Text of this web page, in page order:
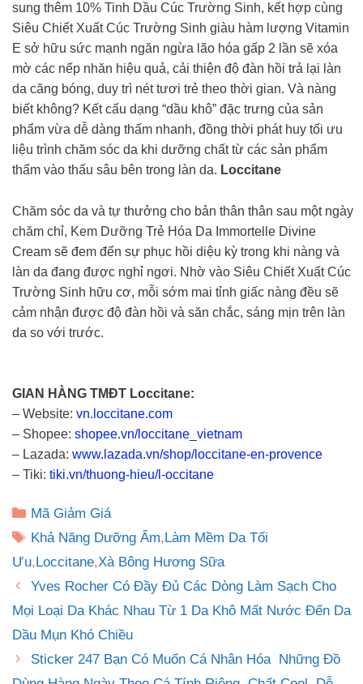
sung thêm 10% Tinh Dầu Cúc Trường Sinh, kết hợp cùng
Siêu Chiết Xuất Cúc Trường Sinh giàu hàm lượng Vitamin
E sở hữu sức mạnh ngăn ngừa lão hóa gấp 2 lần sẽ xóa
mờ các nếp nhăn hiệu quả, cải thiện độ đàn hồi trả lại làn
da căng bóng, duy trì nét tươi trẻ theo thời gian. Và nàng
biết không? Kết cấu dạng “dầu khô” đặc trưng của sản
phẩm vừa dễ dàng thấm nhanh, đồng thời phát huy tối ưu
liệu trình chăm sóc da khi dưỡng chất từ các sản phẩm
thẩm vào thấu sâu bên trong làn da. Loccitane
Chăm sóc da và tự thưởng cho bản thân thân sau một ngày
chăm chỉ, Kem Dưỡng Trẻ Hóa Da Immortelle Divine
Cream sẽ đem đến sự phục hồi diệu kỳ trong khi nàng và
làn da đang được nghỉ ngơi. Nhờ vào Siêu Chiết Xuất Cúc
Trường Sinh hữu cơ, mỗi sớm mai tỉnh giấc nàng đều sẽ
cảm nhận được độ đàn hồi và săn chắc, sáng mịn trên làn
da so với trước.
GIAN HÀNG TMĐT Loccitane:
– Website: vn.loccitane.com
– Shopee: shopee.vn/loccitane_vietnam
– Lazada: www.lazada.vn/shop/loccitane-en-provence
– Tiki: tiki.vn/thuong-hieu/l-occitane
Danh
mục
Mã Giảm Giá
Thẻ
Khả Năng Dưỡng Ẩm,Làm Mềm Da Tối
Ưu,Loccitane,Xà Bông Hương Sữa
Yves Rocher Có Đầy Đủ Các Dòng Làm Sạch Cho
Mọi Loại Da Khác Nhau Từ 1 Da Khô Mất Nước Đến Da
Dầu Mụn Khó Chiều
Sticker 247 Bạn Có Muốn Cá Nhân Hóa Những Đồ